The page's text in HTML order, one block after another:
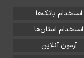
استخدام بانک‌ها
استخدام استان‌ها
آزمون آنلاین